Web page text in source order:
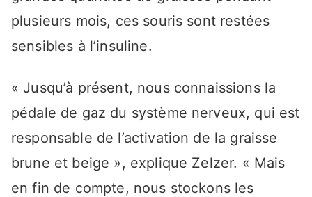
plusieurs mois, ces souris sont restées
sensibles à l’insuline.
« Jusqu’à présent, nous connaissions la
pédale de gaz du système nerveux, qui est
responsable de l’activation de la graisse
brune et beige », explique Zelzer. « Mais
en fin de compte, nous stockons les